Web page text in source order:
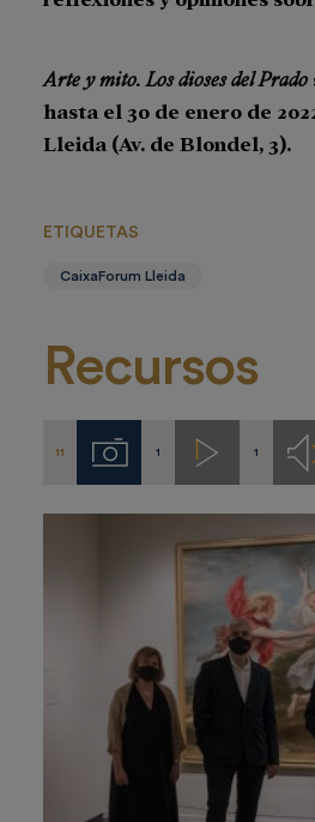
Arte y mito. Los dioses del Prado
hasta el 30 de enero de
Lleida (Av. de Blondel, 3).
ETIQUETAS
CaixaForum Lleida
Recursos
11 Imágenes
1 Videos1